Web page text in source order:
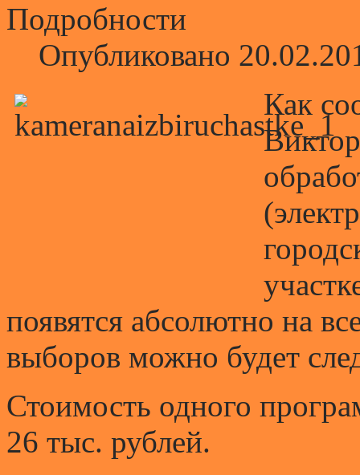
Подробности
Опубликовано
Как
появятся абсолютно на
выборов можно будет
Стоимость одного
26 тыс. рублей.